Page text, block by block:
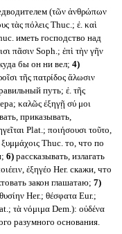
(τῶν ἀνθρώπων
τὰς πόλεις Thuc.; ἐ. καὶ
иметь господство над
πᾶσιν Soph.; ἐπὶ τὴν γῆν
бы он ни вел; 4)
τῆς πατρίδος ἅλωσιν
путь; ἐ. τῆς
καλῶς ἐξηγῇ σύ μοι
приказывать,
Plat.; ποιήσουσι τοῦτο,
ξυμμάχοις Thuc. то, что по
6)рассказывать, излагать
ἐξηγέο Her. скажи, что
закон глашатаю; 7)
Her.; θέσφατα Eur.;
τὰ νόμιμα Dem.): οὐδένα
разумного основания.